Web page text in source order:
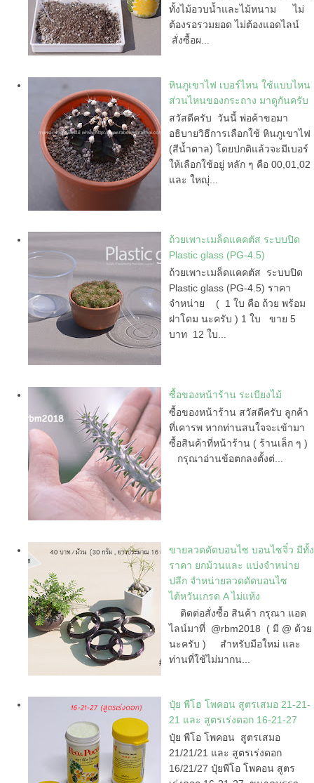
ทั้งไม้อวบน้ำและไม้หนาม ไม่
ต้องรอรวมยอด ไม่ต้องแอดไลน์
สั่งซื้อผ...
หินภูเขาไฟ เบอร์ไหน ใช้แบบไหน
ส่วนไหนของกระถาง มาดูกันครับ
สวัสดีครับ วันนี้ พ่อค้าขอมา
อธิบายวิธีการเลือกใช้ หินภูเขาไฟ
(สีน้ำตาล) โดยปกติแล้วจะมีเบอร์
ให้เลือกใช้อยู่ หลัก ๆ คือ 00,01,02
และ ใหญุ่...
ถ้วยเพาะเมล็ดแคคตัส ระบบปิด
Plastic glass (PG-4.5)
ถ้วยเพาะเมล็ดแคคตัส ระบบปิด
Plastic glass (PG-4.5) ราคา
จำหน่าย ( 1 ใบ คือ ถ้วย พร้อม
ฝาโดม นะครับ ) 1 ใบ ขาย 5
บาท 12 ใบ...
ซื้อของหน้าร้าน ระเบียงไม้
ซื้อของหน้าร้าน สวัสดีครับ ลูกค้า
ที่เคารพ หากท่านสนใจจะเข้ามา
ซื้อสินค้าที่หน้าร้าน ( ร้านเล็ก ๆ )
กรุณาอ่านข้อตกลงตั้งต่...
ขายลวดดัดบอนไซ บอนไซจิ๋ว มีทั้ง
ราคา ยกม้วนและ แบ่งจำหน่าย
ปลีก จำหน่ายลวดดัดบอนไซ
ไต้หวันเกรด A ไม่แห้ง
ติดต่อสั่งซื้อ สินค้า กรุณา แอด
ไลน์มาที่ @rbm2018 ( มี @ ด้วย
นะครับ ) สำหรับมือใหม่ และ
ท่านที่ใช้ไม่มากน...
ปุ๋ย พีโฮ โพคอน สูตรเสมอ 21-21-
21 และ สูตรเร่งดอก 16-21-27
ปุ๋ย พีโอ โพคอน สูตรเสมอ
21/21/21 และ สูตรเร่งดอก
16/21/27 ปุ๋ยพีโอ โพคอน สูตร